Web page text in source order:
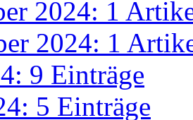
2024: 1
2024: 1
9 Einträge
5 Einträge